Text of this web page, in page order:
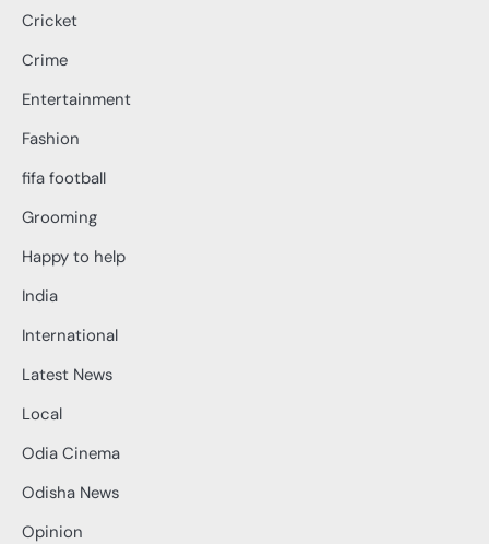
Cricket
Crime
Entertainment
Fashion
fifa football
Grooming
Happy to help
India
International
Latest News
Local
Odia Cinema
Odisha News
Opinion